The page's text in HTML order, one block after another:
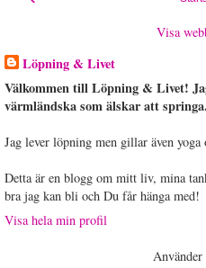
Visa
Löpning & Livet
Välkommen till Löpning & Livet!
värmländska som älskar att springa.
Jag lever löpning men gillar även yoga
Detta är en blogg om mitt liv, mina
bra jag kan bli och Du får hänga med!
Visa hela min profil
Använder